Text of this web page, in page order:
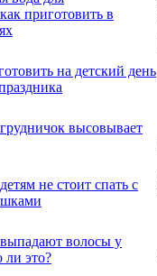
приготовить в
на детский день
высовывает
не стоит спать с
волосы у
ли это?